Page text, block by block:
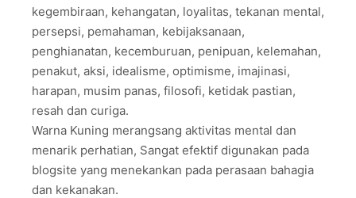
kegembiraan, kehangatan, loyalitas, tekanan mental,
persepsi, pemahaman, kebijaksanaan,
penghianatan, kecemburuan, penipuan, kelemahan,
penakut, aksi, idealisme, optimisme, imajinasi,
harapan, musim panas, filosofi, ketidak pastian,
resah dan curiga.
Warna Kuning merangsang aktivitas mental dan
menarik perhatian, Sangat efektif digunakan pada
blogsite yang menekankan pada perasaan bahagia
dan kekanakan.